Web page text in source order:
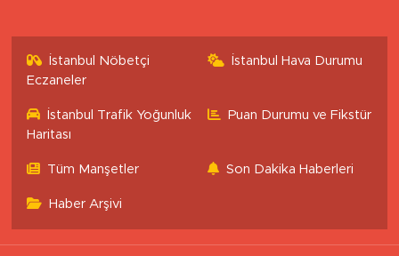
İstanbul Nöbetçi
Eczaneler
İstanbul Hava Durumu
İstanbul Trafik Yoğunluk
Haritası
Puan Durumu ve Fikstür
Tüm Manşetler Son Dakika Haberleri
Haber Arşivi